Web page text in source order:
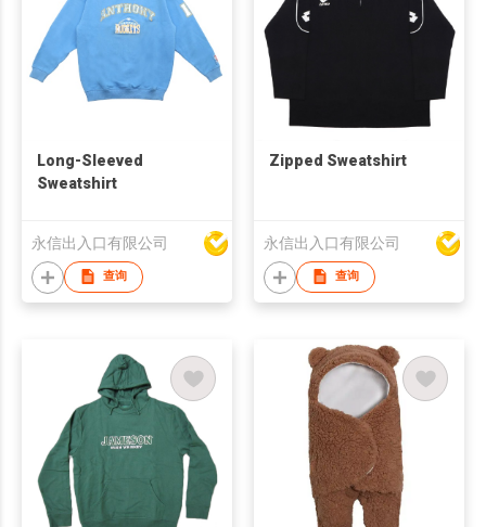
Long-Sleeved
Sweatshirt
永信出入口有限公司
查询
Zipped Sweatshirt
永信出入口有限公司
查询